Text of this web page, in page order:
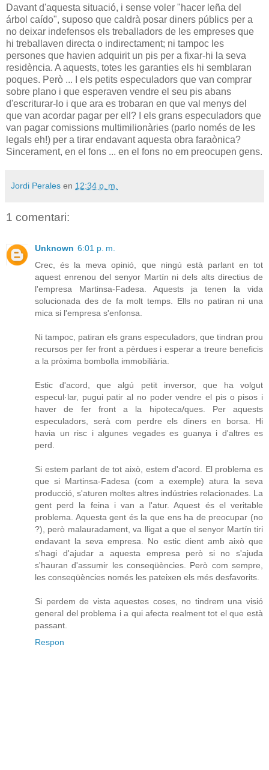
Davant d'aquesta situació, i sense voler "hacer leña del
árbol caído", suposo que caldrà posar diners públics per a
no deixar indefensos els treballadors de les empreses que
hi treballaven directa o indirectament; ni tampoc les
persones que havien adquirit un pis per a fixar-hi la seva
residència. A aquests, totes les garanties els hi semblaran
poques. Però ... I els petits especuladors que van comprar
sobre plano i que esperaven vendre el seu pis abans
d'escriturar-lo i que ara es trobaran en que val menys del
que van acordar pagar per ell? I els grans especuladors que
van pagar comissions multimilionàries (parlo només de les
legals eh!) per a tirar endavant aquesta obra faraònica?
Sincerament, en el fons ... en el fons no em preocupen gens.
Jordi Perales en 12:34 p. m.
1 comentari:
Unknown 6:01 p. m.
Crec, és la meva opinió, que ningú està parlant en tot
aquest enrenou del senyor Martín ni dels alts directius de
l'empresa Martinsa-Fadesa. Aquests ja tenen la vida
solucionada des de fa molt temps. Ells no patiran ni una
mica si l'empresa s'enfonsa.
Ni tampoc, patiran els grans especuladors, que tindran prou
recursos per fer front a pèrdues i esperar a treure beneficis
a la pròxima bombolla immobiliària.
Estic d'acord, que algú petit inversor, que ha volgut
especul·lar, pugui patir al no poder vendre el pis o pisos i
haver de fer front a la hipoteca/ques. Per aquests
especuladors, serà com perdre els diners en borsa. Hi
havia un risc i algunes vegades es guanya i d'altres es
perd.
Si estem parlant de tot això, estem d'acord. El problema es
que si Martinsa-Fadesa (com a exemple) atura la seva
producció, s'aturen moltes altres indústries relacionades. La
gent perd la feina i van a l'atur. Aquest és el veritable
problema. Aquesta gent és la que ens ha de preocupar (no
?), però malauradament, va lligat a que el senyor Martín tiri
endavant la seva empresa. No estic dient amb això que
s'hagi d'ajudar a aquesta empresa però si no s'ajuda
s'hauran d'assumir les conseqüències. Però com sempre,
les conseqüències només les pateixen els més desfavorits.
Si perdem de vista aquestes coses, no tindrem una visió
general del problema i a qui afecta realment tot el que està
passant.
Respon